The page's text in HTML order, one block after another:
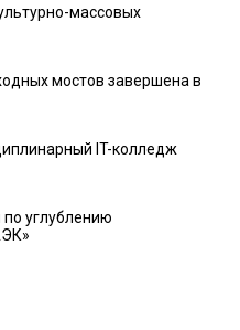
массовых
мостов завершена в
IT-колледж
по углублению